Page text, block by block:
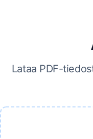
Lataa PDF-